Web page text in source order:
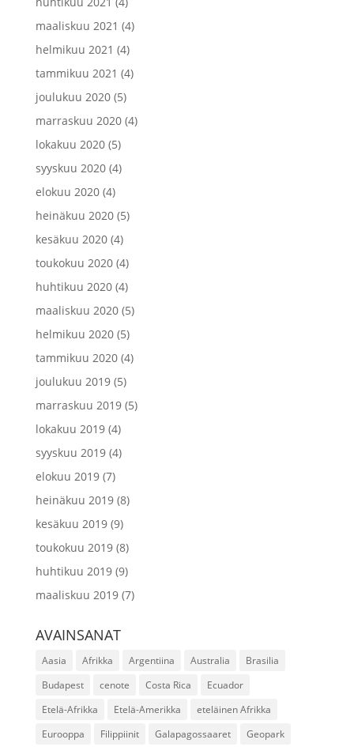
maaliskuu 2021 (4)
helmikuu 2021 (4)
tammikuu 2021 (4)
joulukuu 2020(5)
marraskuu 2020(4)
lokakuu 2020(5)
syyskuu 2020(4)
elokuu 2020(4)
heinäkuu 2020(5)
kesäkuu 2020(4)
toukokuu 2020(4)
huhtikuu 2020(4)
maaliskuu 2020(5)
helmikuu 2020(5)
tammikuu 2020(4)
joulukuu 2019(5)
marraskuu 2019(5)
lokakuu 2019(4)
syyskuu 2019(4)
elokuu 2019(7)
heinäkuu 2019(8)
kesäkuu 2019(9)
toukokuu 2019(8)
huhtikuu 2019(9)
maaliskuu 2019(7)
AVAINSANAT
Aasia Afrikka Argentiina Australia
Brasilia
Budapest
cenote Costa Rica
Ecuador
Etelä-Afrikka
Etelä-Amerikka
eteläinen Afrikka
Eurooppa
Filippiinit Galapagossaaret Geopark